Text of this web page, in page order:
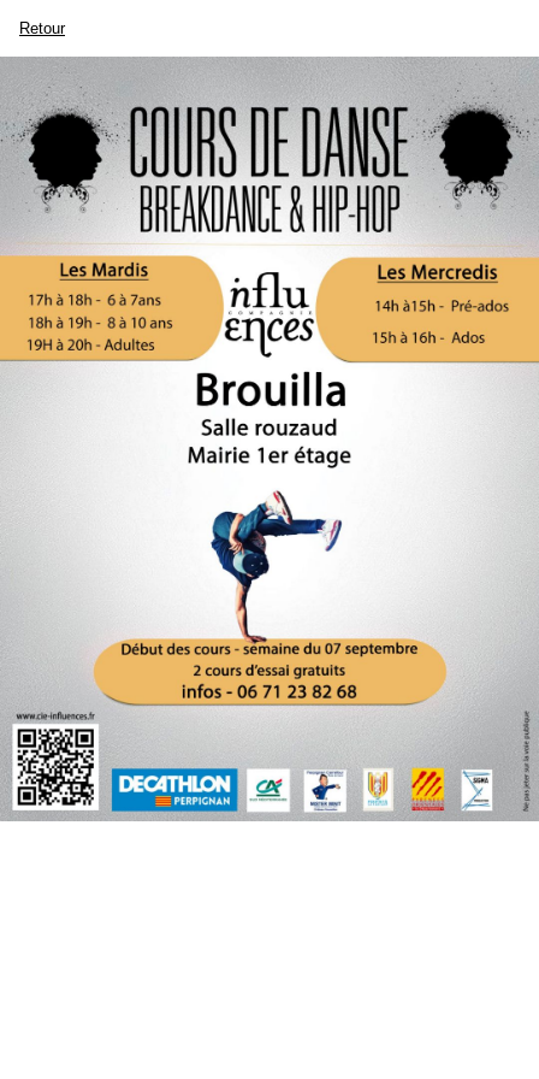
Retour